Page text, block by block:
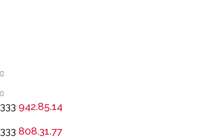
333 942.85.14
333 808.31.77